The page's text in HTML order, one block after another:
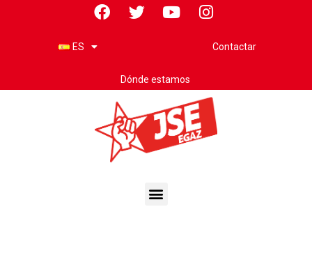
ES Contactar
Dónde estamos